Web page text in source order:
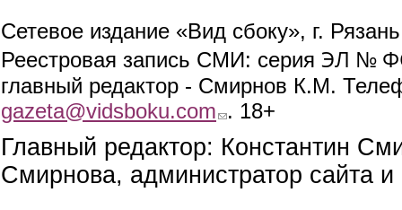
Сетевое издание «Вид сбоку», г.
Реестровая запись СМИ: серия ЭЛ №
главный редактор - Смирнов К.М.
gazeta@vidsboku.com (link sends e-mail)
. 18+
Главный редактор: Константин
Смирнова, администратор сайта